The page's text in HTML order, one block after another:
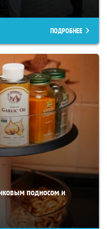
ПОДРОБНЕЕ
подносом и